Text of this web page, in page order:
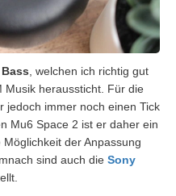
, welchen ich richtig gut
Musik heraussticht. Für die
jedoch immer noch einen Tick
Mu6 Space 2 ist er daher ein
der Anpassung
sind auch die Sony